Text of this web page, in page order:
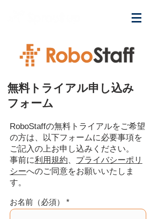
無料トライアル申し込み
フォーム
RoboStaffの無料トライアルをご希望
の方は、以下フォームに必要事項を
ご記入の上お申し込みください。
​事前に利用規約、 プライバシーポリ
シーへのご同意をお願いいたしま
す。
お名前（必須）